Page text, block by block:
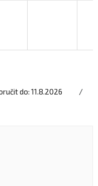
do: 11.8.2026